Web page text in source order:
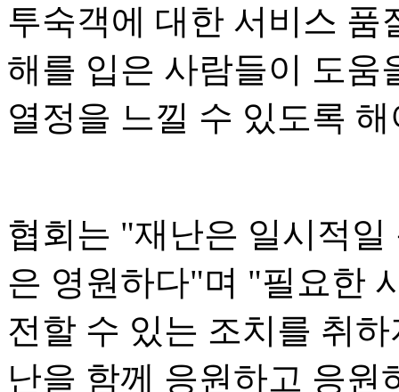
투숙객에 대한 서비스 품
해를 입은 사람들이 도움
열정을 느낄 수 있도록
협회는 "재난은 일시적
은 영원하다"며 "필요한
전할 수 있는 조치를 취
난을 함께 응원하고 응